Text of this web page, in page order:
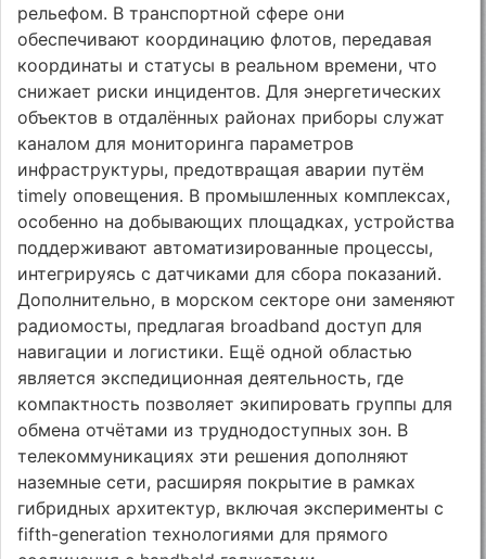
рельефом. В транспортной сфере они
обеспечивают координацию флотов, передавая
координаты и статусы в реальном времени, что
снижает риски инцидентов. Для энергетических
объектов в отдалённых районах приборы служат
каналом для мониторинга параметров
инфраструктуры, предотвращая аварии путём
timely оповещения. В промышленных комплексах,
особенно на добывающих площадках, устройства
поддерживают автоматизированные процессы,
интегрируясь с датчиками для сбора показаний.
Дополнительно, в морском секторе они заменяют
радиомосты, предлагая broadband доступ для
навигации и логистики. Ещё одной областью
является экспедиционная деятельность, где
компактность позволяет экипировать группы для
обмена отчётами из труднодоступных зон. В
телекоммуникациях эти решения дополняют
наземные сети, расширяя покрытие в рамках
гибридных архитектур, включая эксперименты с
fifth-generation технологиями для прямого